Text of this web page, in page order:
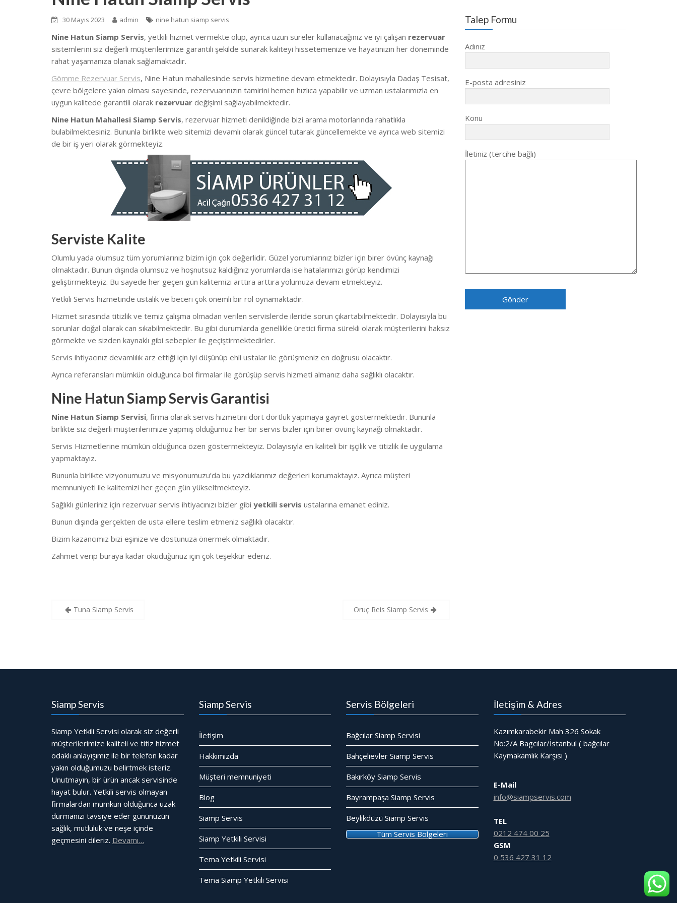
30 Mayıs 2023 admin nine hatun siamp servis
Nine Hatun Siamp Servis, yetkili hizmet vermekte olup, ayrıca uzun süreler kullanacağınız ve iyi çalışan rezervuar
sistemlerini siz değerli müşterilerimize garantili şekilde sunarak kaliteyi hissetemenize ve hayatınızın her döneminde
rahat yaşamanıza olanak sağlamaktadır.
Gömme Rezervuar Servis, Nine Hatun mahallesinde servis hizmetine devam etmektedir. Dolayısıyla Dadaş Tesisat,
çevre bölgelere yakın olması sayesinde, rezervuarınızın tamirini hemen hızlıca yapabilir ve uzman ustalarımızla en
uygun kalitede garantili olarak rezervuar değişimi sağlayabilmektedir.
Nine Hatun Mahallesi Siamp Servis, rezervuar hizmeti denildiğinde bizi arama motorlarında rahatlıkla
bulabilmektesiniz. Bununla birlikte web sitemizi devamlı olarak güncel tutarak güncellemekte ve ayrıca web sitemizi
de bir iş yeri olarak görmekteyiz.
Serviste Kalite
Olumlu yada olumsuz tüm yorumlarınız bizim için çok değerlidir. Güzel yorumlarınız bizler için birer övünç kaynağı
olmaktadır. Bunun dışında olumsuz ve hoşnutsuz kaldığınız yorumlarda ise hatalarımızı görüp kendimizi
geliştirmekteyiz. Bu sayede her geçen gün kalitemizi arttıra arttıra yolumuza devam etmekteyiz.
Yetkili Servis hizmetinde ustalık ve beceri çok önemli bir rol oynamaktadır.
Hizmet sırasında titizlik ve temiz çalışma olmadan verilen servislerde ileride sorun çıkartabilmektedir. Dolayısıyla bu
sorunlar doğal olarak can sıkabilmektedir. Bu gibi durumlarda genellikle üretici firma sürekli olarak müşterilerini haksız
görmekte ve sizden kaynaklı gibi sebepler ile geçiştirmektedirler.
Servis ihtiyacınız devamlılık arz ettiği için iyi düşünüp ehli ustalar ile görüşmeniz en doğrusu olacaktır.
Ayrıca referansları mümkün olduğunca bol firmalar ile görüşüp servis hizmeti almanız daha sağlıklı olacaktır.
Nine Hatun Siamp Servis Garantisi
Nine Hatun Siamp Servisi, firma olarak servis hizmetini dört dörtlük yapmaya gayret göstermektedir. Bununla
birlikte siz değerli müşterilerimize yapmış olduğumuz her bir servis bizler için birer övünç kaynağı olmaktadır.
Servis Hizmetlerine mümkün olduğunca özen göstermekteyiz. Dolayısıyla en kaliteli bir işçilik ve titizlik ile uygulama
yapmaktayız.
Bununla birlikte vizyonumuzu ve misyonumuzu’da bu yazdıklarımız değerleri korumaktayız. Ayrıca müşteri
memnuniyeti ile kalitemizi her geçen gün yükseltmekteyiz.
Sağlıklı günleriniz için rezervuar servis ihtiyacınızı bizler gibi yetkili servis ustalarına emanet ediniz.
Bunun dışında gerçekten de usta ellere teslim etmeniz sağlıklı olacaktır.
Bizim kazancımız bizi eşinize ve dostunuza önermek olmaktadır.
Zahmet verip buraya kadar okuduğunuz için çok teşekkür ederiz.
YazıTuna Siamp Servis Oruç Reis Siamp Servis
Talep Formu
Adınız
E-posta adresiniz
Konu
İletiniz (tercihe bağlı)
Siamp Servis
Siamp Yetkili Servisi olarak siz değerli
müşterilerimize kaliteli ve titiz hizmet
odaklı anlayışımız ile bir telefon kadar
yakın olduğumuzu belirtmek isteriz.
Unutmayın, bir ürün ancak servisinde
hayat bulur. Yetkili servis olmayan
firmalardan mümkün olduğunca uzak
durmanızı tavsiye eder gününüzün
sağlık, mutluluk ve neşe içinde
geçmesini dileriz. Devamı…
Siamp Servis
İletişim
Hakkımızda
Müşteri memnuniyeti
Blog
Siamp Servis
Siamp Yetkili Servisi
Tema Yetkili Servisi
Tema Siamp Yetkili Servisi
Servis Bölgeleri
Bağcılar Siamp Servisi
Bahçelievler Siamp Servis
Bakırköy Siamp Servis
Bayrampaşa Siamp Servis
Beylikdüzü Siamp Servis
Tüm Servis Bölgeleri
İletişim & Adres
Kazımkarabekir Mah 326 Sokak
No:2/A Bagcılar/İstanbul ( bağcılar
Kaymakamlık Karşısı )
E-Mail
info@siampservis.com
TEL
0212 474 00 25
GSM
0 536 427 31 12